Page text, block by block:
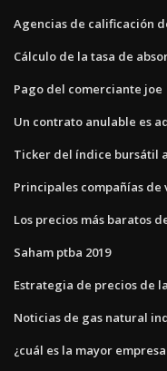
Agencias de calificación
Cálculo de la tasa de
Pago del comerciante joe
Un contrato anulable es
Ticker del índice bursátil
Principales compañías
Los precios más baratos
Saham ptba 2019
Estrategia de precios de
Noticias de gas natural
¿cuál es la mayor